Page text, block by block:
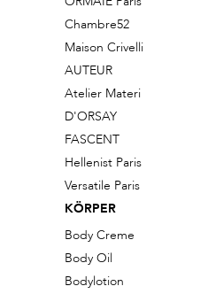
Chambre52
Maison Crivelli
AUTEUR
Atelier Materi
D'ORSAY
FASCENT
Hellenist Paris
Versatile Paris
KÖRPER
Body Creme
Body Oil
Bodylotion